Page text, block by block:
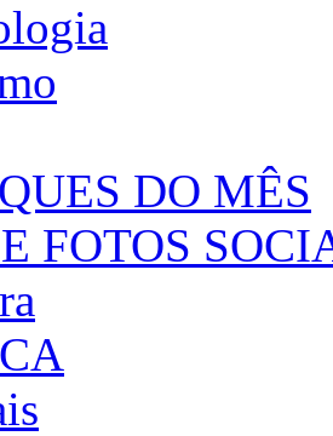
DO MÊS
FOTOS